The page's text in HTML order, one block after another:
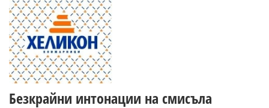
Безкрайни интонации на смисъла